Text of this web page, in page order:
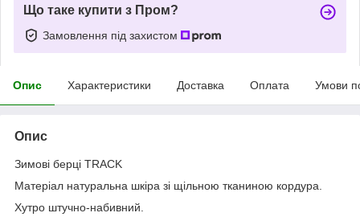
Що таке купити з Пром?
Замовлення під захистом
Опис Характеристики Доставка Оплата Умови
Опис
Зимові берці TRACK
Матеріал натуральна шкіра зі щільною тканиною кордура.
Хутро штучно-набивний.